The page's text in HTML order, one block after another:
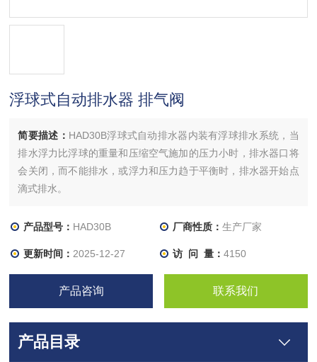
浮球式自动排水器 排气阀
简要描述： HAD30B浮球式自动排水器内装有浮球排水系统，当
排水浮力比浮球的重量和压缩空气施加的压力小时，排水器口将
会关闭，而不能排水，或浮力和压力趋于平衡时，排水器开始点
滴式排水。
产品型号： HAD30B 厂商性质： 生产厂家
更新时间： 2025-12-27 访 问 量： 4150
产品咨询 联系我们
产品目录